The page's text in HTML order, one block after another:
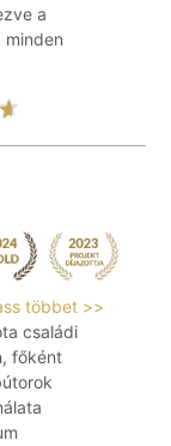
a
minden
többet >>
családi
főként